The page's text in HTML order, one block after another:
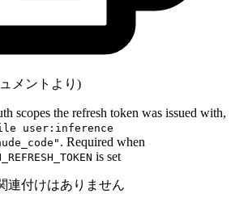
メントより)
scopes the refresh token was issued with,
user:inference
. Required when
is set
連付けはありません